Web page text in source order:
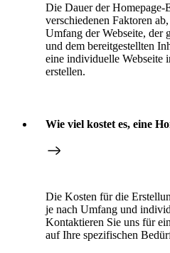
Die Dauer der Homepage-
verschiedenen Faktoren
Umfang der Webseite, der
und dem bereitgestellten
eine individuelle Webseite
erstellen.
Wie viel kostet es, eine
Die Kosten für die
je nach Umfang und
Kontaktieren Sie uns für
auf Ihre spezifischen